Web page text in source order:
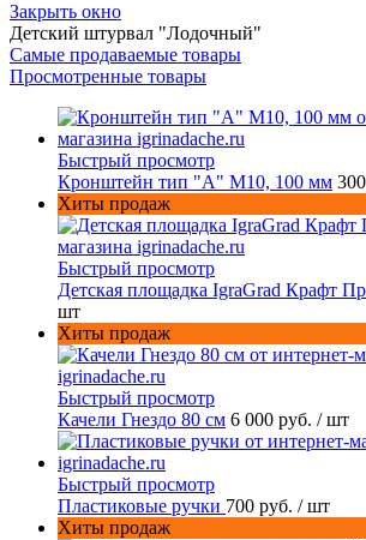
Закрыть окно
Детский штурвал "Лодочный"
Самые продаваемые товары
Просмотренные товары
Быстрый просмотр
Кронштейн тип "A" M10, 100 мм
Хиты продаж
Быстрый просмотр
Детская площадка IgraGrad Крафт
шт
Хиты продаж
Быстрый просмотр
Качели Гнездо 80 см 6 000 руб. / шт
Быстрый просмотр
Пластиковые ручки 700 руб. / шт
Хиты продаж